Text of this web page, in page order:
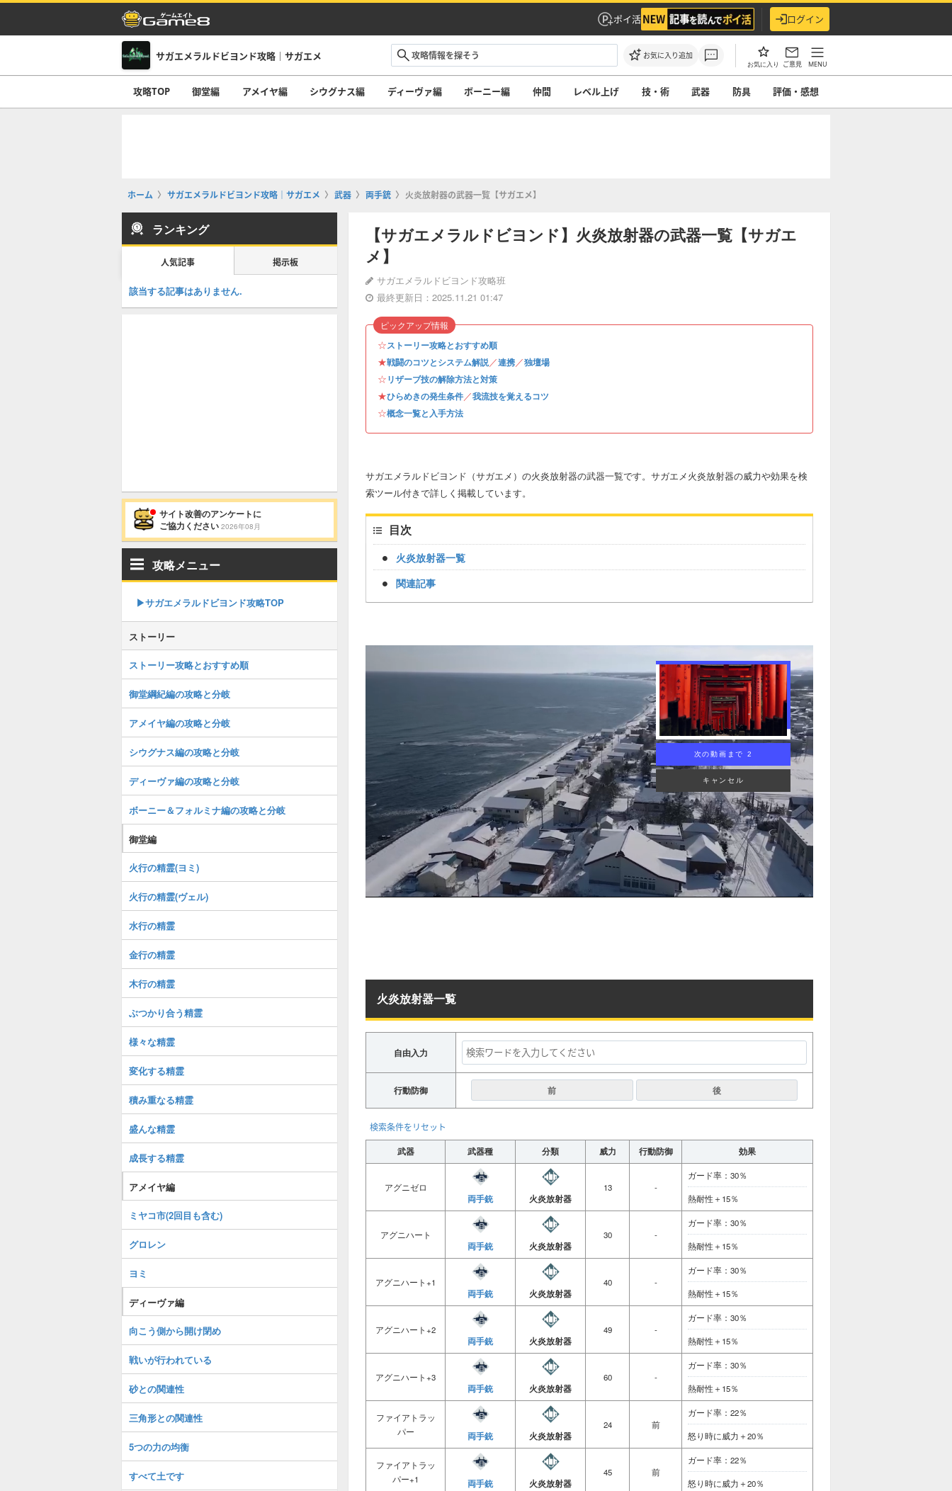
ポイ活 ログイン
サガエメラルドビヨンド攻略｜サガエメ お気に入り追加
お気に入り ご意見 MENU
攻略TOP 御堂編 アメイヤ編 シウグナス編 ディーヴァ編 ボーニー編 仲間 レベル上げ 技・術 武器 防具 評価・感想
ホーム サガエメラルドビヨンド攻略｜サガエメ 武器 両手銃 火炎放射器の武器一覧【サガエメ】
【サガエメラルドビヨンド】火炎放射器の武器一覧【サガエ
メ】
サガエメラルドビヨンド攻略班
最終更新日：2025.11.21 01:47
☆ストーリー攻略とおすすめ順
★戦闘のコツとシステム解説／連携／独壇場
☆リザーブ技の解除方法と対策
★ひらめきの発生条件／我流技を覚えるコツ
☆概念一覧と入手方法
ピックアップ情報
サガエメラルドビヨンド（サガエメ）の火炎放射器の武器一覧です。サガエメ火炎放射器の威力や効果を検
索ツール付きで詳しく掲載しています。
目次
火炎放射器一覧
関連記事
次の動画まで 1
キャンセル
火炎放射器一覧
自由入力
行動防御 前 後
検索条件をリセット
武器
武器種 分類 威力 行動防御 効果
アグニゼロ
両手銃 火炎放射器
13 -
ガード率：30％
熱耐性＋15％
アグニハート
両手銃 火炎放射器
30 -
ガード率：30％
熱耐性＋15％
アグニハート+1
両手銃 火炎放射器
40 -
ガード率：30％
熱耐性＋15％
アグニハート+2
両手銃 火炎放射器
49 -
ガード率：30％
熱耐性＋15％
アグニハート+3
両手銃 火炎放射器
60 -
ガード率：30％
熱耐性＋15％
ファイアトラッ
パー
両手銃 火炎放射器
24 前
ガード率：22％
怒り時に威力＋20％
ファイアトラッ
パー+1
両手銃 火炎放射器
45 前
ガード率：22％
怒り時に威力＋20％
ランキング
人気記事 掲示板
該当する記事はありません.
サイト改善のアンケートに
ご協力ください 2026年08月
攻略メニュー
▶︎サガエメラルドビヨンド攻略TOP
ストーリー
ストーリー攻略とおすすめ順
御堂綱紀編の攻略と分岐
アメイヤ編の攻略と分岐
シウグナス編の攻略と分岐
ディーヴァ編の攻略と分岐
ボーニー＆フォルミナ編の攻略と分岐
御堂編
火行の精霊(ヨミ)
火行の精霊(ヴェル)
水行の精霊
金行の精霊
木行の精霊
ぶつかり合う精霊
様々な精霊
変化する精霊
積み重なる精霊
盛んな精霊
成長する精霊
アメイヤ編
ミヤコ市(2回目も含む)
グロレン
ヨミ
ディーヴァ編
向こう側から開け閉め
戦いが行われている
砂との関連性
三角形との関連性
5つの力の均衡
すべて土です